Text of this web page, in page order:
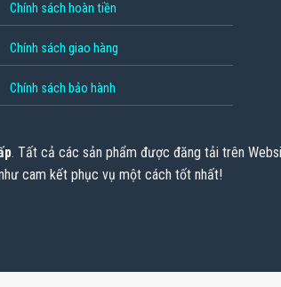
Chính sách hoàn tiền
Chính sách giao hàng
Chính sách bảo hành
. Tất cả các sản phẩm được đăng tải trên
cam kết phục vụ một cách tốt nhất!